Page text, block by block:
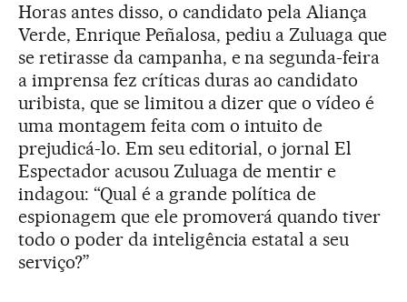
Horas antes disso, o candidato pela Aliança
Verde, Enrique Peñalosa, pediu a Zuluaga que
se retirasse da campanha, e na segunda-feira
a imprensa fez críticas duras ao candidato
uribista, que se limitou a dizer que o vídeo é
uma montagem feita com o intuito de
prejudicá-lo. Em seu editorial, o jornal El
Espectador acusou Zuluaga de mentir e
indagou: “Qual é a grande política de
espionagem que ele promoverá quando tiver
todo o poder da inteligência estatal a seu
serviço?”